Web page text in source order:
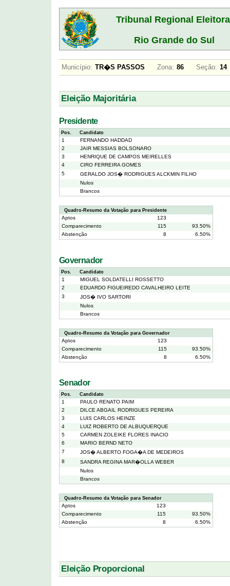
Tribunal Regional
Rio Grande do Sul
Município: TR�S PASSOS Zona: 86 Seção:
Eleição Majoritária
Presidente
Pos. Candidato
1
FERNANDO HADDAD
2
JAIR MESSIAS BOLSONARO
3
HENRIQUE DE CAMPOS MEIRELLES
4
CIRO FERREIRA GOMES
5
GERALDO JOS� RODRIGUES ALCKMIN FILHO
Nulos
Brancos
Quadro-Resumo da Votação para Presidente
Aptos
123
Comparecimento
115
93.50%
Abstenção
8 6.50%
Governador
Pos. Candidato
1
MIGUEL SOLDATELLI ROSSETTO
2
EDUARDO FIGUEIREDO CAVALHEIRO LEITE
3
JOS� IVO SARTORI
Nulos
Brancos
Quadro-Resumo da Votação para Governador
Aptos
123
Comparecimento
115
93.50%
Abstenção
8 6.50%
Senador
Pos. Candidato
1
PAULO RENATO PAIM
2
DILCE ABGAIL RODRIGUES PEREIRA
3
LUIS CARLOS HEINZE
4
LUIZ ROBERTO DE ALBUQUERQUE
5
CARMEN ZOLEIKE FLORES INACIO
6
MARIO BERND NETO
7
JOS� ALBERTO FOGA�A DE MEDEIROS
8
SANDRA REGINA MAR�OLLA WEBER
Nulos
Brancos
Quadro-Resumo da Votação para Senador
Aptos
123
Comparecimento
115
93.50%
Abstenção
8 6.50%
Eleição Proporcional